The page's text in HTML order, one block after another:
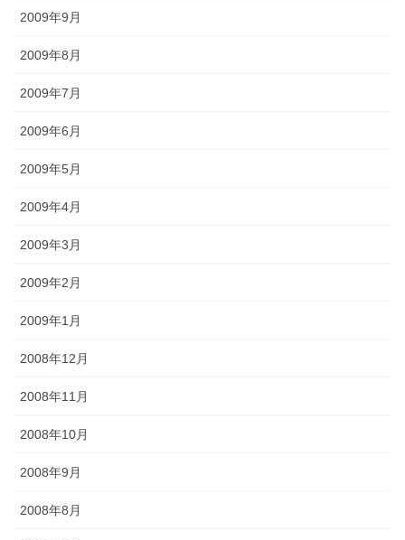
2009年9月
2009年8月
2009年7月
2009年6月
2009年5月
2009年4月
2009年3月
2009年2月
2009年1月
2008年12月
2008年11月
2008年10月
2008年9月
2008年8月